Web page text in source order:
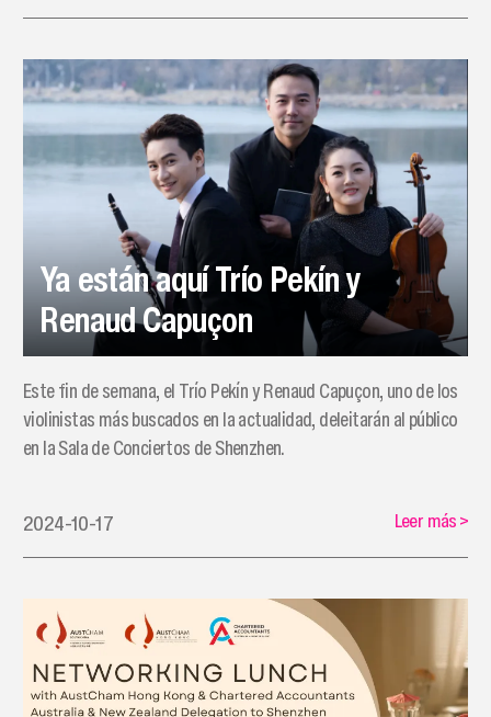
Ya están aquí Trío Pekín y
Renaud Capuçon
Este fin de semana, el Trío Pekín y Renaud Capuçon, uno de los
violinistas más buscados en la actualidad, deleitarán al público
en la Sala de Conciertos de Shenzhen.
2024-10-17 Leer más>